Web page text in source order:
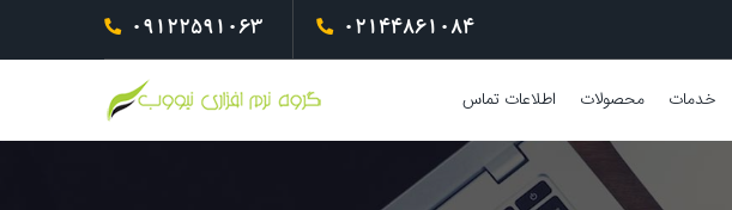
09122591063 02144861084
خدمات محصولات اطلاعات تماس